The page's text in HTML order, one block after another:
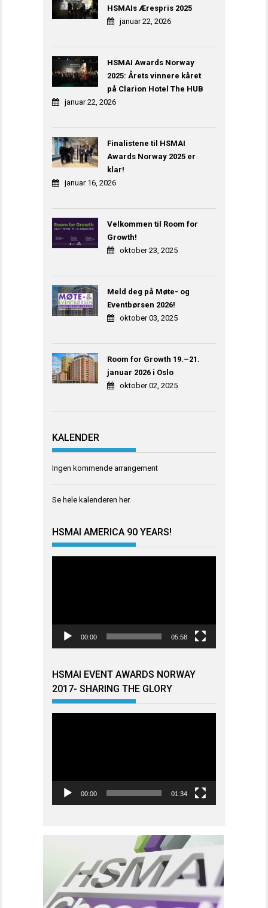
HSMAIs Ærespris 2025
januar 22, 2026
HSMAI Awards Norway
2025: Årets vinnere kåret
på Clarion Hotel The HUB
januar 22, 2026
Finalistene til HSMAI
Awards Norway 2025 er
klar!
januar 16, 2026
Velkommen til Room for
Growth!
oktober 23, 2025
Meld deg på Møte- og
Eventbørsen 2026!
oktober 03, 2025
Room for Growth 19.–21.
januar 2026 i Oslo
oktober 02, 2025
KALENDER
Ingen kommende arrangement
Se hele kalenderen her.
HSMAI AMERICA 90 YEARS!
00:00 05:58
HSMAI EVENT AWARDS NORWAY
2017- SHARING THE GLORY
00:00 01:34